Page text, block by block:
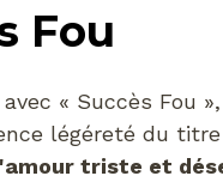
Fou
« Succès Fou
légéreté du
triste et